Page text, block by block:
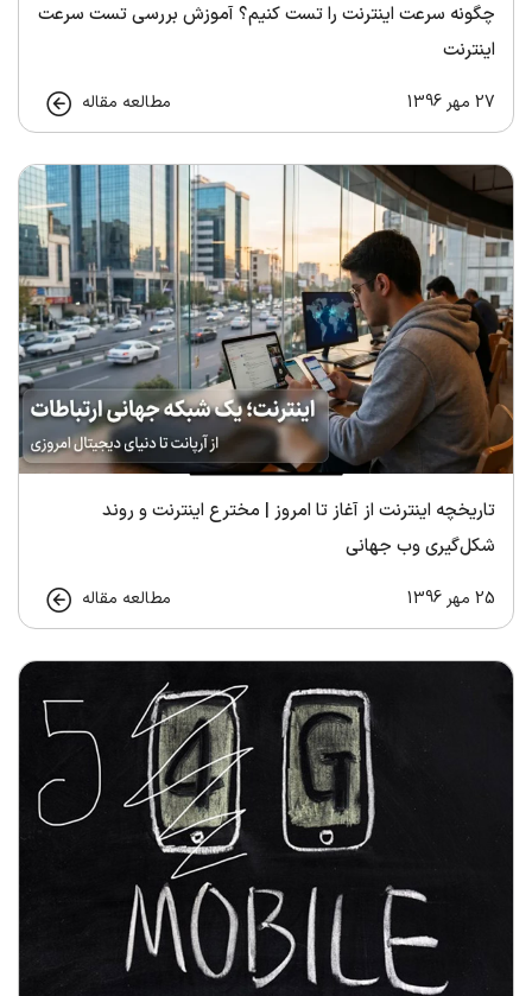
چگونه سرعت اینترنت را تست کنیم؟ آموزش بررسی تست سرعت
اینترنت
27 مهر 1396 مطالعه مقاله
تاریخچه اینترنت از آغاز تا امروز | مخترع اینترنت و روند
شکل‌گیری وب جهانی
25 مهر 1396 مطالعه مقاله